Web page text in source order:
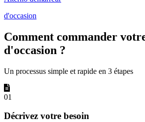
d'occasion
Comment commander
d'occasion ?
Un processus simple et rapide en 3 étapes
01
Décrivez votre besoin